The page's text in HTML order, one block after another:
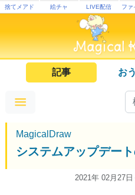
捨てメアド 絵チャ LIVE配信 ファ
記事 お
MagicalDraw
システムアップデー
2021年 02月27日